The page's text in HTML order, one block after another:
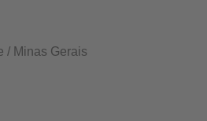
/ Minas Gerais